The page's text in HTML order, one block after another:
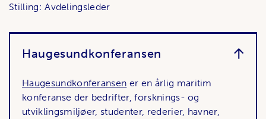
Stilling: Avdelingsleder
Haugesundkonferansen
Haugesundkonferansen er en årlig maritim
konferanse der bedrifter, forsknings- og
utviklingsmiljøer, studenter, rederier, havner,